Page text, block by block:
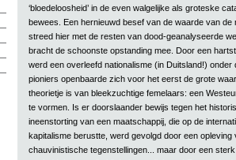
‘bloedeloosheid’ in de even walgelijke als groteske
bewees. Een hernieuwd besef van de waarde van de
streed hier met de resten van dood-geanalyseerde
bracht de schoonste opstanding mee. Door een
werd een overleefd nationalisme (in Duitsland!) onder
pioniers openbaarde zich voor het eerst de grote
theorietje is van bleekzuchtige femelaars: een
te vormen. Is er doorslaander bewijs tegen het
ineenstorting van een maatschappij, die op de
kapitalisme berustte, werd gevolgd door een
chauvinistische tegenstellingen... maar door een